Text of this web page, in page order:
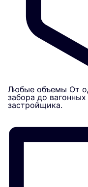
Любые объемы От
забора до
застройщика.